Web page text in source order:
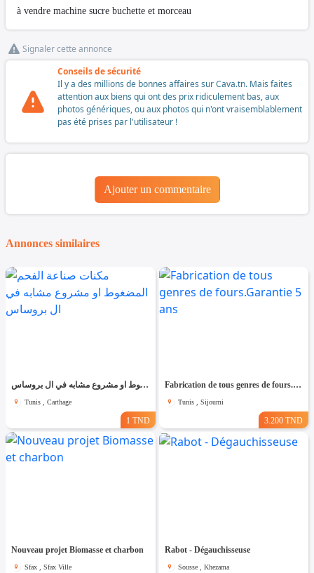
à vendre machine sucre buchette et morceau
Signaler cette annonce
Conseils de sécurité
Il y a des millions de bonnes affaires sur Cava.tn. Mais faites
attention aux biens qui ont des prix ridiculement bas, aux
photos génériques, ou aux photos qui n'ont vraisemblablement
pas été prises par l'utilisateur !
Ajouter un commentaire
Annonces similaires
مكنات صناعة الفحم المضغوط او مشروع مشابه في ال بروساس
Tunis , Carthage
1 TND
Fabrication de tous genres de fours.Garantie 5 ans
Tunis , Sijoumi
3.200 TND
Nouveau projet Biomasse et charbon
Sfax , Sfax Ville
Rabot - Dégauchisseuse
Sousse , Khezama